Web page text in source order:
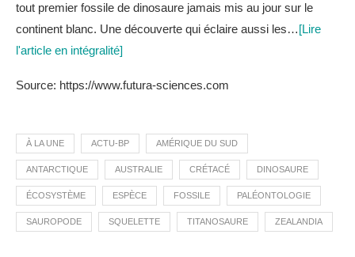
tout premier fossile de dinosaure jamais mis au jour sur le
continent blanc. Une découverte qui éclaire aussi les… [Lire
l'article en intégralité]
Source: https://www.futura-sciences.com
À LA UNE ACTU-BP AMÉRIQUE DU SUD
ANTARCTIQUE AUSTRALIE CRÉTACÉ DINOSAURE
ÉCOSYSTÈME ESPÈCE FOSSILE PALÉONTOLOGIE
SAUROPODE SQUELETTE TITANOSAURE ZEALANDIA